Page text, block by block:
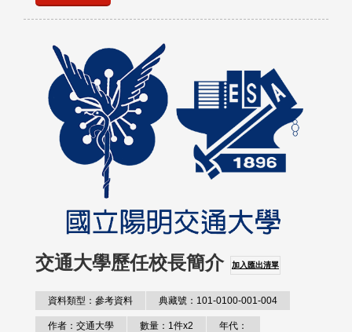
交通大學歷任校長簡介 加入匯出清單
資料類型：參考資料 典藏號：101-0100-001-004
作者：交通大學 數量：1件x2 年代：